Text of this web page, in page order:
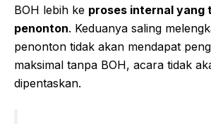
BOH lebih ke proses internal yang
penonton. Keduanya saling
penonton tidak akan mendapat
maksimal tanpa BOH, acara tidak
dipentaskan.